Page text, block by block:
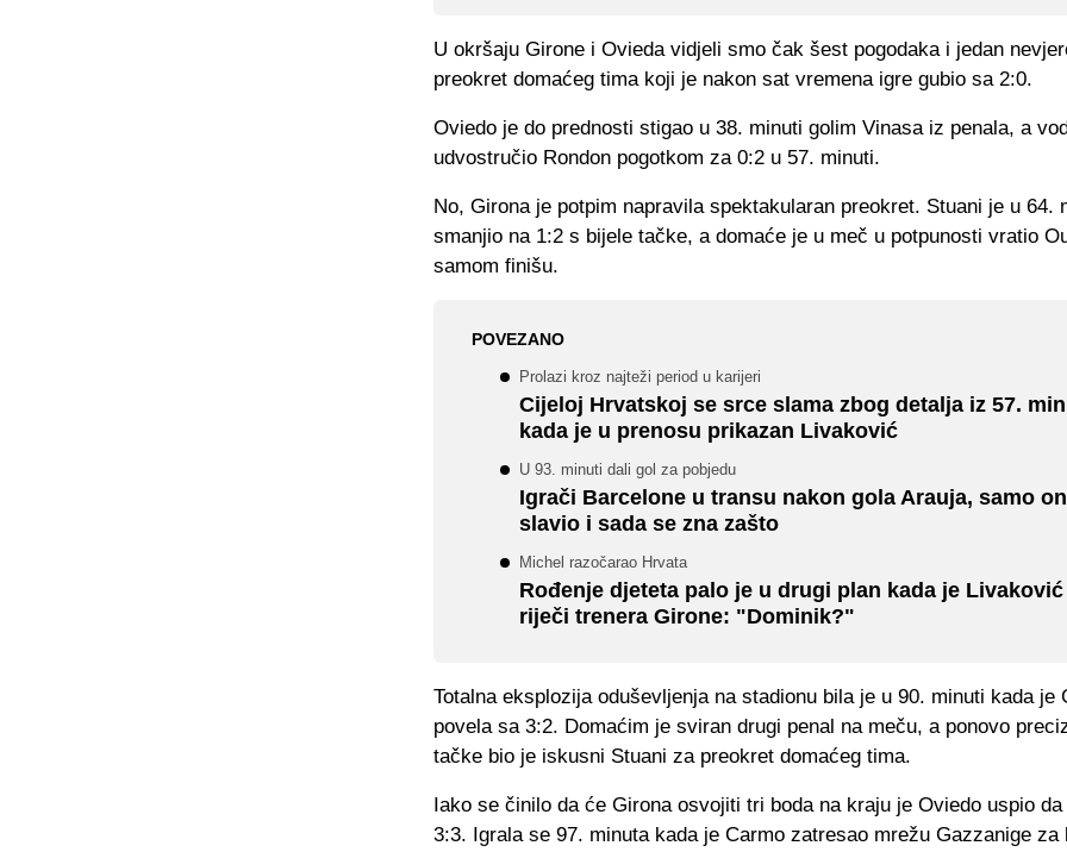
U okršaju Girone i Ovieda vidjeli smo čak šest pogodaka i jedan
preokret domaćeg tima koji je nakon sat vremena igre gubio sa 2:0.
Oviedo je do prednosti stigao u 38. minuti golim Vinasa iz penala, a
udvostručio Rondon pogotkom za 0:2 u 57. minuti.
No, Girona je potpim napravila spektakularan preokret. Stuani je u 64.
smanjio na 1:2 s bijele tačke, a domaće je u meč u potpunosti vratio
samom finišu.
POVEZANO
Prolazi kroz najteži period u karijeri
Cijeloj Hrvatskoj se srce slama zbog detalja iz 57.
kada je u prenosu prikazan Livaković
U 93. minuti dali gol za pobjedu
Igrači Barcelone u transu nakon gola Arauja, samo
slavio i sada se zna zašto
Michel razočarao Hrvata
Rođenje djeteta palo je u drugi plan kada je
riječi trenera Girone: "Dominik?"
Totalna eksplozija oduševljenja na stadionu bila je u 90. minuti kada je
povela sa 3:2. Domaćim je sviran drugi penal na meču, a ponovo
tačke bio je iskusni Stuani za preokret domaćeg tima.
Iako se činilo da će Girona osvojiti tri boda na kraju je Oviedo uspio da
3:3. Igrala se 97. minuta kada je Carmo zatresao mrežu Gazzanige za